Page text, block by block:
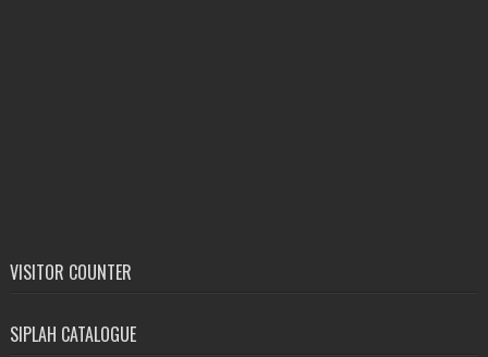
VISITOR COUNTER
SIPLAH CATALOGUE